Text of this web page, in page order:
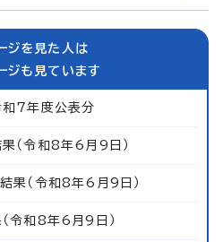
ジを見た人は
ジも見ています
7年度公表分
（令和8年6月9日）
果（令和8年6月9日）
令和8年6月9日）